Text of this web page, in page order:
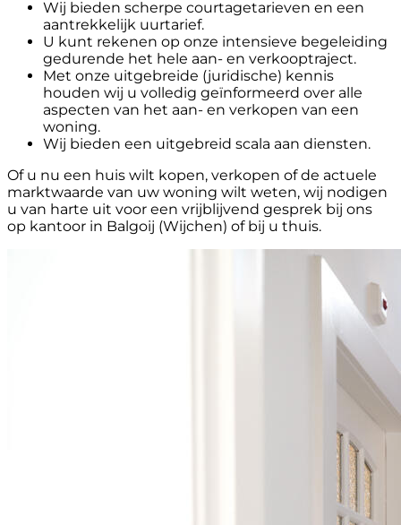
Wij bieden scherpe courtagetarieven en een
aantrekkelijk uurtarief.
U kunt rekenen op onze intensieve begeleiding
gedurende het hele aan- en verkooptraject.
Met onze uitgebreide (juridische) kennis
houden wij u volledig geïnformeerd over alle
aspecten van het aan- en verkopen van een
woning.
Wij bieden een uitgebreid scala aan diensten.
Of u nu een huis wilt kopen, verkopen of de actuele
marktwaarde van uw woning wilt weten, wij nodigen
u van harte uit voor een vrijblijvend gesprek bij ons
op kantoor in Balgoij (Wijchen) of bij u thuis.